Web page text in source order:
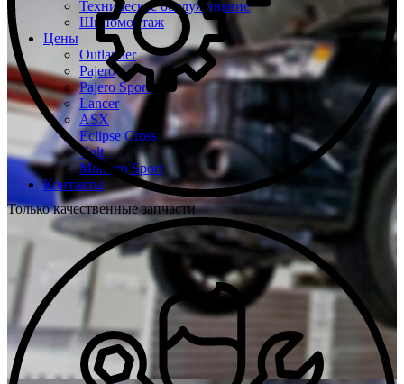
Техническое обслуживание
Шиномонтаж
Цены
Outlander
Pajero
Pajero Sport
Lancer
ASX
Eclipse Cross
Colt
Montero Sport
Контакты
Только качественные запчасти